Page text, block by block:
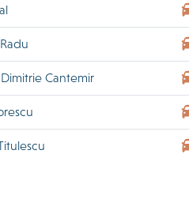
Cantemir